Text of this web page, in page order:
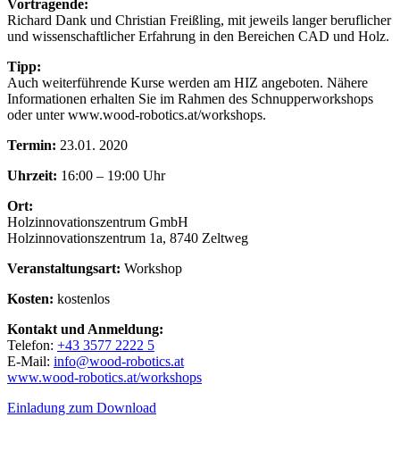
Vortragende:
Richard Dank und Christian Freißling, mit jeweils langer beruflicher
und wissenschaftlicher Erfahrung in den Bereichen CAD und Holz.
Tipp:
Auch weiterführende Kurse werden am HIZ angeboten. Nähere
Informationen erhalten Sie im Rahmen des Schnupperworkshops
oder unter www.wood-robotics.at/workshops.
Termin: 23.01. 2020
Uhrzeit: 16:00 – 19:00 Uhr
Ort:
Holzinnovationszentrum GmbH
Holzinnovationszentrum 1a, 8740 Zeltweg
Veranstaltungsart: Workshop
Kosten: kostenlos
Kontakt und Anmeldung:
Telefon: +43 3577 2222 5
E-Mail: info@wood-robotics.at
www.wood-robotics.at/workshops
Einladung zum Download